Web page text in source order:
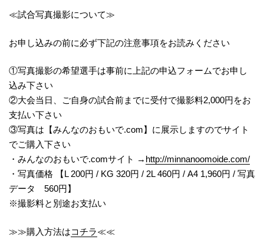
≪試合写真撮影について≫
お申し込みの前に必ず下記の注意事項をお読みください
①写真撮影の希望選手は事前に上記の申込フォームでお申し
込み下さい
②大会当日、ご自身の試合前までに受付で撮影料2,000円をお
支払い下さい
③写真は【みんなのおもいで.com】に展示しますのでサイト
でご購入下さい
・みんなのおもいで.comサイト → http://minnanoomoide.com/
・写真価格 【L 200円 / KG 320円 / 2L 460円 / A4 1,960円 / 写真
データ 560円】
※撮影料と別途お支払い
≫≫購入方法はコチラ≪≪